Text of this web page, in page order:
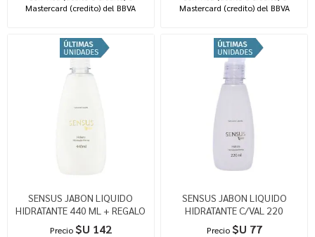
Mastercard (credito) del BBVA
Mastercard (credito) del BBVA
SENSUS JABON LIQUIDO
HIDRATANTE 440 ML + REGALO
Precio $U 142
SENSUS JABON LIQUIDO
HIDRATANTE C/VAL 220
Precio $U 77